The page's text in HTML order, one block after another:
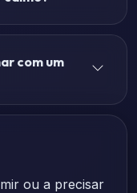
com um
ou a precisar